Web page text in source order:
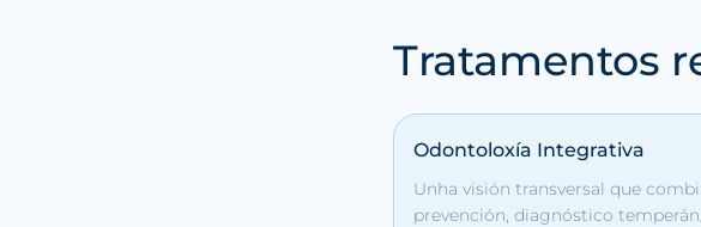
Tratamentos
Odontoloxía Integrativa
Unha visión transversal que
prevención, diagnóstico temperán,